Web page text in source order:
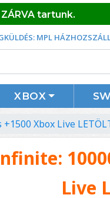
tartunk.
MPL
XBOX
Xbox Live
Live